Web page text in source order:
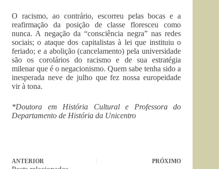
O racismo, ao contrário, escorreu pelas bocas e a
reafirmação da posição de classe floresceu como
nunca. A negação da “consciência negra” nas redes
sociais; o ataque dos capitalistas à lei que instituiu o
feriado; e a abolição (cancelamento) pela universidade
são os corolários do racismo e de sua estratégia
milenar que é o negacionismo. Quem sabe tenha sido a
inesperada neve de julho que fez nossa europeidade
vir à tona.
*Doutora em História Cultural e Professora do
Departamento de História da Unicentro
ANTERIOR PRÓXIMO